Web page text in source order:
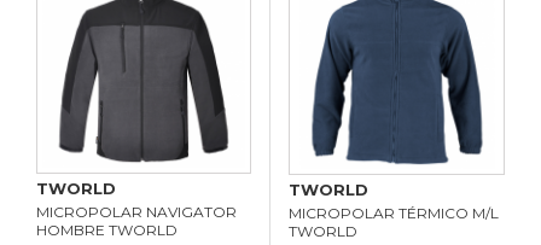
TWORLD
MICROPOLAR NAVIGATOR
HOMBRE TWORLD
TWORLD
MICROPOLAR TÉRMICO M/L
TWORLD